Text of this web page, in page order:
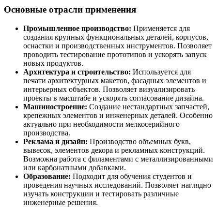
Основные отрасли применения
Промышленное производство: Применяется для
создания крупных функциональных деталей, корпусов,
оснастки и производственных инструментов. Позволяет
проводить тестирование прототипов и ускорять запуск
новых продуктов.
Архитектура и строительство: Используется для
печати архитектурных макетов, фасадных элементов и
интерьерных объектов. Позволяет визуализировать
проекты в масштабе и ускорять согласование дизайна.
Машиностроение: Создание нестандартных запчастей,
крепежных элементов и инженерных деталей. Особенно
актуально при необходимости мелкосерийного
производства.
Реклама и дизайн: Производство объемных букв,
вывесок, элементов декора и рекламных конструкций.
Возможна работа с филаментами с металлизированными
или карбонатными добавками.
Образование: Подходит для обучения студентов и
проведения научных исследований. Позволяет наглядно
изучать конструкции и тестировать различные
инженерные решения.